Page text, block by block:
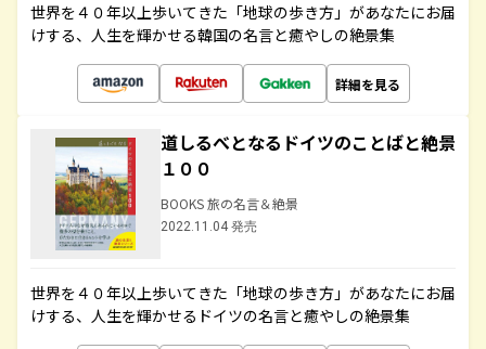
世界を４０年以上歩いてきた「地球の歩き方」があなたにお届
けする、人生を輝かせる韓国の名言と癒やしの絶景集
詳細を見る
道しるべとなるドイツのことばと絶景
１００
BOOKS 旅の名言＆絶景
2022.11.04 発売
世界を４０年以上歩いてきた「地球の歩き方」があなたにお届
けする、人生を輝かせるドイツの名言と癒やしの絶景集